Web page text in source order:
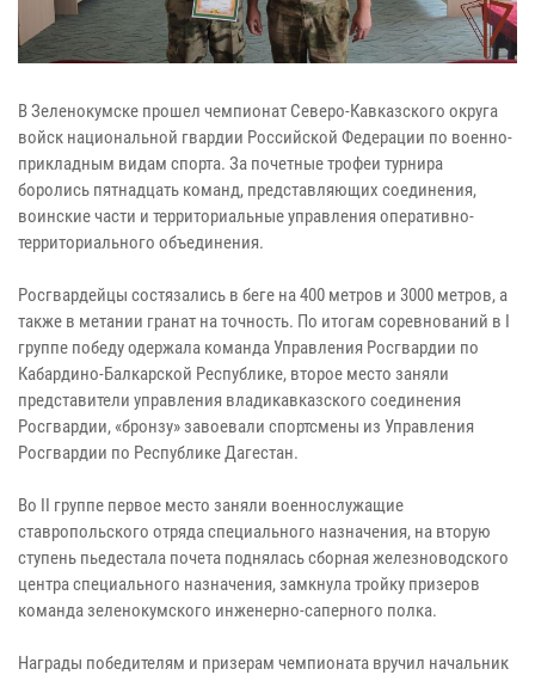
В Зеленокумске прошел чемпионат Северо-Кавказского округа
войск национальной гвардии Российской Федерации по военно-
прикладным видам спорта. За почетные трофеи турнира
боролись пятнадцать команд, представляющих соединения,
воинские части и территориальные управления оперативно-
территориального объединения.
Росгвардейцы состязались в беге на 400 метров и 3000 метров, а
также в метании гранат на точность. По итогам соревнований в I
группе победу одержала команда Управления Росгвардии по
Кабардино-Балкарской Республике, второе место заняли
представители управления владикавказского соединения
Росгвардии, «бронзу» завоевали спортсмены из Управления
Росгвардии по Республике Дагестан.
Во II группе первое место заняли военнослужащие
ставропольского отряда специального назначения, на вторую
ступень пьедестала почета поднялась сборная железноводского
центра специального назначения, замкнула тройку призеров
команда зеленокумского инженерно-саперного полка.
Награды победителям и призерам чемпионата вручил начальник